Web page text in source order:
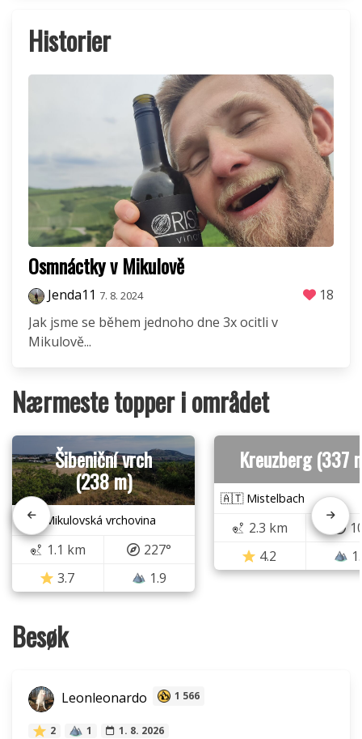
Historier
Osmnáctky v Mikulově
Jenda11 7. 8. 2024
18
Jak jsme se během jednoho dne 3x ocitli v
Mikulově...
Nærmeste topper i området
Šibeniční vrch
(238 m)
🇨🇿 Mikulovská vrchovina
1.1 km
227°
3.7
1.9
Kreuzberg (337
🇦🇹 Mistelbach
2.3 km
4.2
Besøk
Leonleonardo 1 566
2 1 1. 8. 2026